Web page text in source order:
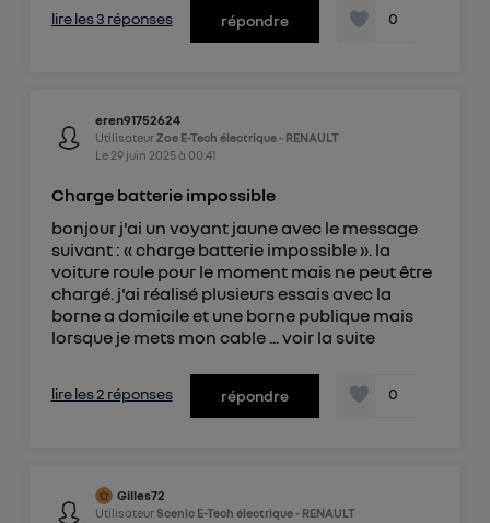
lire les 3 réponses répondre 0
eren91752624
UtilisateurZoe E-Tech électrique - RENAULT
Le 29 juin 2025à 00:41
Charge batterie impossible
bonjour j'ai un voyant jaune avec le message
suivant : « charge batterie impossible ». la
voiture roule pour le moment mais ne peut être
chargé. j'ai réalisé plusieurs essais avec la
borne a domicile et une borne publique mais
lorsque je mets mon cable ... voir la suite
lire les 2 réponses répondre 0
Gilles72
UtilisateurScenic E-Tech électrique - RENAULT